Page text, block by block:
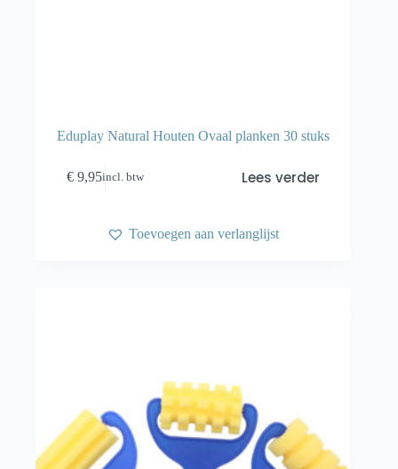
Eduplay Natural Houten Ovaal planken 30 stuks
€ 9,95incl. btw Lees verder
Toevoegen aan verlanglijst